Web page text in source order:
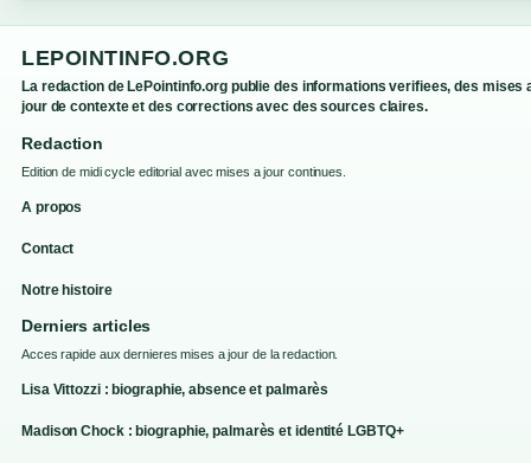
LEPOINTINFO.ORG
La redaction de LePointinfo.org publie des informations verifiees, des mises
jour de contexte et des corrections avec des sources claires.
Redaction
Edition de midi cycle editorial avec mises a jour continues.
A propos
Contact
Notre histoire
Derniers articles
Acces rapide aux dernieres mises a jour de la redaction.
Lisa Vittozzi : biographie, absence et palmarès
Madison Chock : biographie, palmarès et identité LGBTQ+